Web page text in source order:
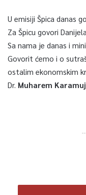
U emisiji Špica danas
Za Špicu govori
Sa nama je danas i
Govorit ćemo i o
ostalim ekonomskim
Dr. Muharem